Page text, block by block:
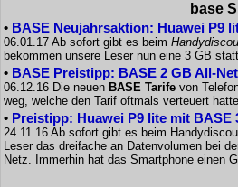
base
• BASE Neujahrsaktion: Huawei P9
06.01.17 Ab sofort gibt es beim
bekommen unsere Leser nun eine 3 GB
• BASE Preistipp: BASE 2 GB All-
06.12.16 Die neuen BASE Tarife von
weg, welche den Tarif oftmals verteuert
• Preistipp: Huawei P9 lite mit BASE
24.11.16 Ab sofort gibt es beim
Leser das dreifache an Datenvolumen bei
Netz. Immerhin hat das Smartphone einen